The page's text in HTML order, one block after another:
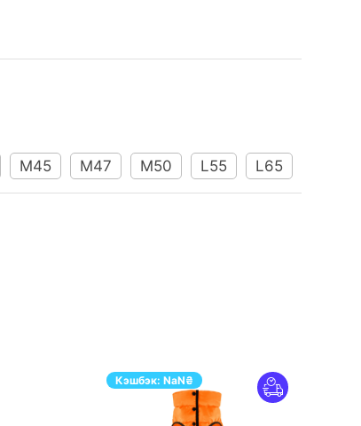
M45 M47 M50 L55 L65
Кэшбэк: NaN₴